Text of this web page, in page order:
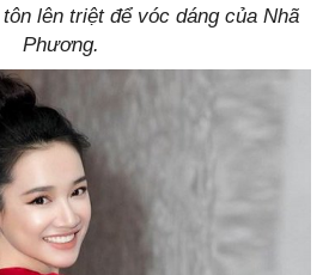
lên triệt để vóc dáng của Nhã
Phương.